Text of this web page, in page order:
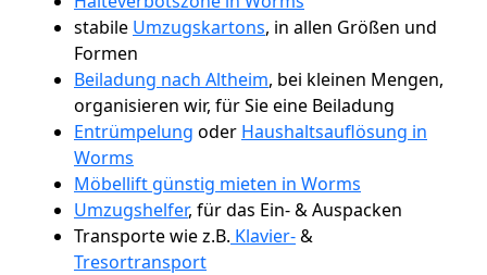
stabile Umzugskartons, in allen Größen und
Formen
Beiladung nach Altheim, bei kleinen Mengen,
organisieren wir, für Sie eine Beiladung
Entrümpelung oder Haushaltsauflösung in
Worms
Möbellift günstig mieten in Worms
Umzugshelfer, für das Ein- & Auspacken
Transporte wie z.B. Klavier-&
Tresortransport